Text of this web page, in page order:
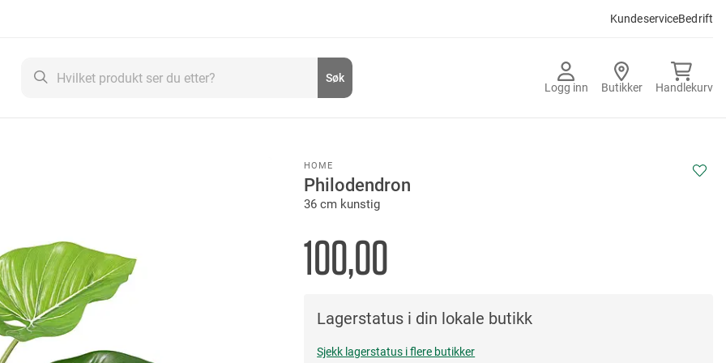
KundeserviceBedrift
Logg inn Butikker Handlekurv
Søk
HOME
Philodendron
36 cm kunstig
100,00
Lagerstatus i din lokale butikk
Sjekk lagerstatus i flere butikker